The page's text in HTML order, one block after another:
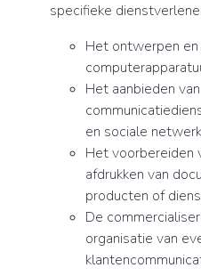
specifieke
Het ontwerpen
Het aanbieden
en sociale
Het voorbereiden
afdrukken van
producten of
De
organisatie van